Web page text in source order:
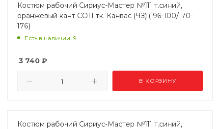
Костюм рабочий Сириус-Мастер №111 т.синий,
оранжевый кант СОП тк. Канвас (ЧЗ) ( 96-100/170-
176)
Есть в наличии: 9
3 740 ₽
В КОРЗИНУ
Костюм рабочий Сириус-Мастер №111 т.синий,